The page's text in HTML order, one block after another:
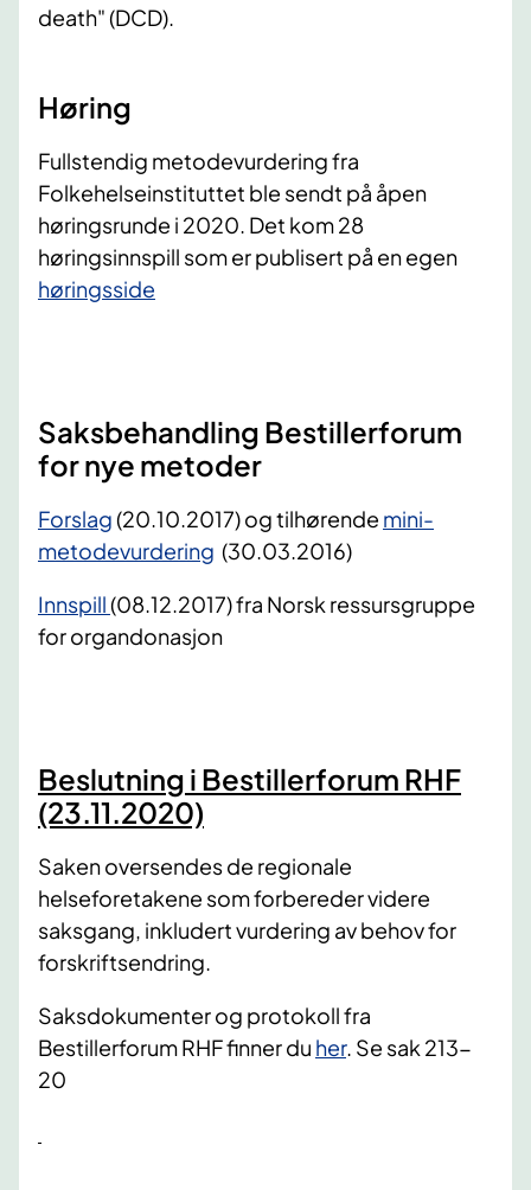
death" (DCD).
Høring
Fullstendig metodevurdering fra
Folkehelseinstituttet ble sendt på åpen
høringsrunde i 2020. Det kom 28
høringsinnspill som er publisert på en egen
høringsside
Saksbehandling Bestillerforum
for nye metoder
​Forslag(20.10.2017) og tilhørende mini-
metodevurdering (30.03.2016)
Innspill(08.12.2017) fra Norsk ressursgruppe
for organdonasjon
Beslutning i Bestillerforum RHF
(23.11.2020)
Saken oversendes de regionale
helseforetakene som forbereder videre
saksgang, inkludert vurdering av behov for
forskriftsendring.
Saksdokumenter og protokoll fra
Bestillerforum RHF finner du her. Se sak 213-
20